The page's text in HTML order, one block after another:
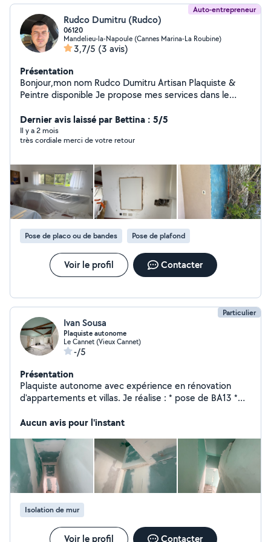
Auto-entrepreneur
Rudco Dumitru (Rudco)
06120
Mandelieu-la-Napoule (Cannes Marina-La Roubine)
3,7/5 (3 avis)
Présentation
Bonjour,mon nom Rudco Dumitru Artisan Plaquiste &
Peintre disponible Je propose mes services dans le
Bande à joints bien soignées et finition propre Travaux
de peinture intérieure Rénovation d'appartements et
maisons Travail sérieux Finition propre et professionnelle
Dernier avis laissé par Bettina : 5/5
Il y a 2 mois
très cordiale merci de votre retour
Pose de placo ou de bandes Pose de plafond
Voir le profil Contacter
Particulier
Ivan Sousa
Plaquiste autonome
Le Cannet (Vieux Cannet)
-/5
Présentation
Plaquiste autonome avec expérience en rénovation
d'appartements et villas. Je réalise : * pose de BA13 *
Travail rapide, propre et sérieux. Disponible sur Cannes
Aucun avis pour l'instant
Isolation de mur
Voir le profil Contacter